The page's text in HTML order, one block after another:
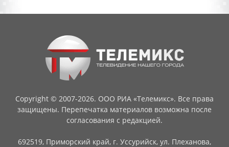
Copyright © 2007-2026. ООО РИА «Телемикс». Все права
защищены. Перепечатка материалов возможна после
согласования с редакцией.
692519, Приморский край, г. Уссурийск, ул. Плеханова,